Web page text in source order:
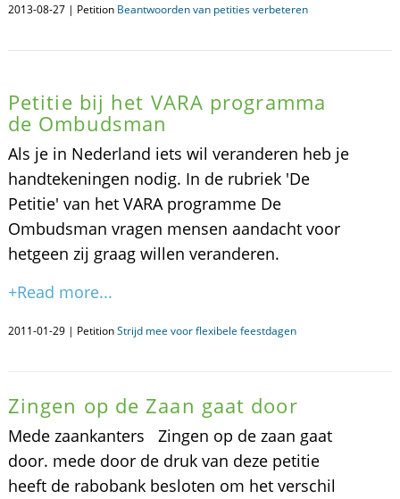
2013-08-27 | Petition Beantwoorden van petities verbeteren
Petitie bij het VARA programma
de Ombudsman
Als je in Nederland iets wil veranderen heb je
handtekeningen nodig. In de rubriek 'De
Petitie' van het VARA programme De
Ombudsman vragen mensen aandacht voor
hetgeen zij graag willen veranderen.
+Read more...
2011-01-29 | PetitionStrijd mee voor flexibele feestdagen
Zingen op de Zaan gaat door
Mede zaankanters Zingen op de zaan gaat
door. mede door de druk van deze petitie
heeft de rabobank besloten om het verschil